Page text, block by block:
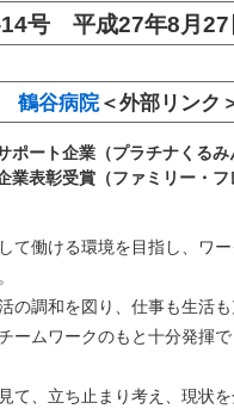
14号 平成27年8月27
鶴谷病院＜外部リンク
ポート企業（プラチナくるみ
業表彰受賞（ファミリー・
て働ける環境を目指し、ワ
の調和を図り、仕事も生活
ームワークのもと十分発揮
て、立ち止まり考え、現状